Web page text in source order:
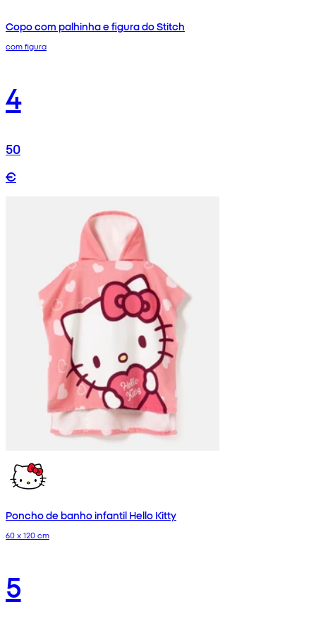
Copo com palhinha e figura do Stitch
com figura
4
50
€
Poncho de banho infantil Hello Kitty
60 x 120 cm
5